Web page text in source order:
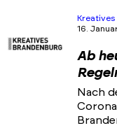
Kreatives
16.
Ab
Nach